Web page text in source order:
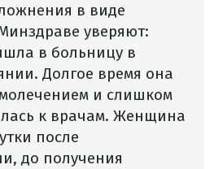
в виде
уверяют:
в больницу в
Долгое время она
и слишком
к врачам. Женщина
после
до получения